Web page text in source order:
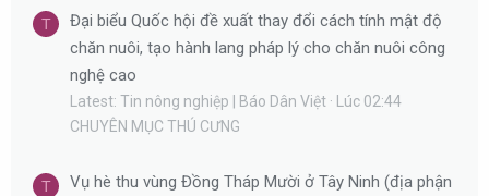
T
Đại biểu Quốc hội đề xuất thay đổi cách tính mật độ
chăn nuôi, tạo hành lang pháp lý cho chăn nuôi công
nghệ cao
Latest: Tin nông nghiệp | Báo Dân Việt
Lúc 02:44
CHUYÊN MỤC THÚ CƯNG
T
Vụ hè thu vùng Đồng Tháp Mười ở Tây Ninh (địa phận